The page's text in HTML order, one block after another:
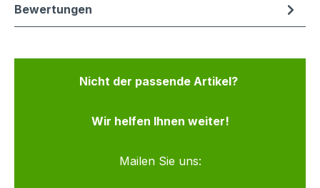
Bewertungen
Nicht der passende Artikel?
Wir helfen Ihnen weiter!
Mailen Sie uns: